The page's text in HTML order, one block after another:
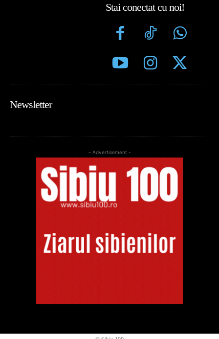
Stai conectat cu noi!
Newsletter
- Advertisement -